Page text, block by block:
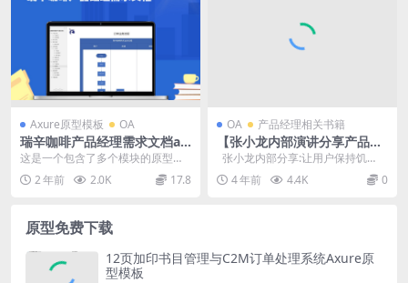
Axure原型模板 OA
瑞辛咖啡产品经理需求文档ax
ure原型模板下载
这是一个包含了多个模块的原型文
件，共有20个目录。目录内容包括
产品介绍、产品简介...
2 年前 2.0K 17.8
OA 产品经理相关书籍
【张小龙内部演讲分享产品方
法论】完整版
张小龙内部分享:让用户保持饥
饿，保持愚蠢pdf (张小龙演讲全
文)...4 年前 4.4K 0
原型免费下载
12页加印书目管理与C2M订单处理系统Axure原
型模板